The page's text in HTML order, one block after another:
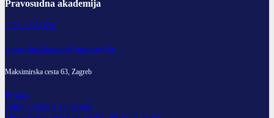
Pravosudna akademija
+385 1 2357 626
pravosudna.akademija@pravosudje.hr
Maksimirska cesta 63, Zagreb
Propisi
Teme otvorene za javnost